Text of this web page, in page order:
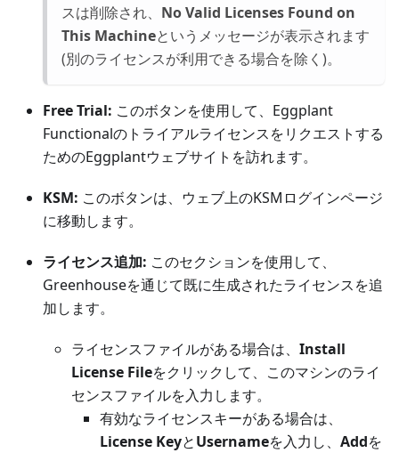
スは削除され、 No Valid Licenses Found on
This Machineというメッセージが表示されます
(別のライセンスが利用できる場合を除く)。
Free Trial: このボタンを使用して、Eggplant
Functionalのトライアルライセンスをリクエストする
ためのEggplantウェブサイトを訪れます。
KSM: このボタンは、ウェブ上のKSMログインページ
に移動します。
ライセンス追加: このセクションを使用して、
Greenhouseを通じて既に生成されたライセンスを追
加します。
ライセンスファイルがある場合は、 Install
License Fileをクリックして、このマシンのライ
センスファイルを入力します。
有効なライセンスキーがある場合は、
License KeyとUsernameを入力し、 Addを